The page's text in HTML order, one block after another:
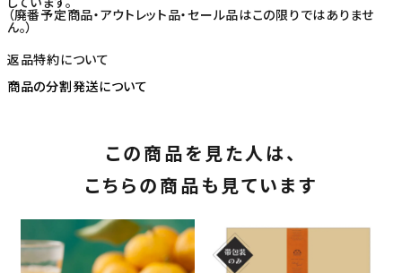
（廃番予定商品・アウトレット品・セール品はこの限りではありませ
ん。）
返品特約について
商品の分割発送について
この商品を見た人は、
こちらの商品も見ています